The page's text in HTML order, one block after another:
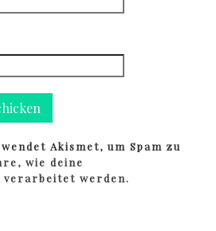
Akismet, um Spam zu
wie deine
verarbeitet werden.